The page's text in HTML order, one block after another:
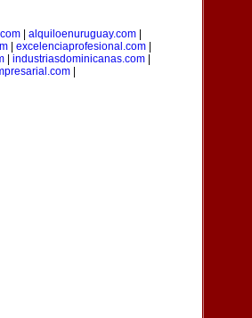
alquiloenuruguay.com
excelenciaprofesional.com
| industriasdominicanas.com|